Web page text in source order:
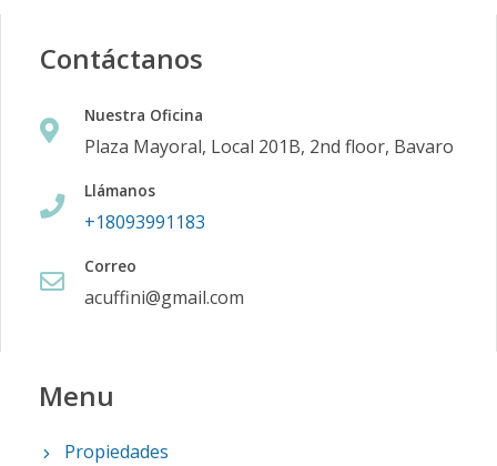
Contáctanos
Nuestra Oficina
Plaza Mayoral, Local 201B, 2nd floor, Bavaro
Llámanos
+18093991183
Correo
acuffini@gmail.com
Menu
Propiedades